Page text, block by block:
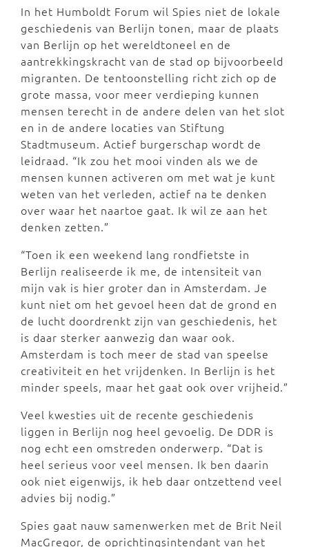
In het Humboldt Forum wil Spies niet de lokale
geschiedenis van Berlijn tonen, maar de plaats
van Berlijn op het wereldtoneel en de
aantrekkingskracht van de stad op bijvoorbeeld
migranten. De tentoonstelling richt zich op de
grote massa, voor meer verdieping kunnen
mensen terecht in de andere delen van het slot
en in de andere locaties van Stiftung
Stadtmuseum. Actief burgerschap wordt de
leidraad. “Ik zou het mooi vinden als we de
mensen kunnen activeren om met wat je kunt
weten van het verleden, actief na te denken
over waar het naartoe gaat. Ik wil ze aan het
denken zetten.”
“Toen ik een weekend lang rondfietste in
Berlijn realiseerde ik me, de intensiteit van
mijn vak is hier groter dan in Amsterdam. Je
kunt niet om het gevoel heen dat de grond en
de lucht doordrenkt zijn van geschiedenis, het
is daar sterker aanwezig dan waar ook.
Amsterdam is toch meer de stad van speelse
creativiteit en het vrijdenken. In Berlijn is het
minder speels, maar het gaat ook over vrijheid.”
Veel kwesties uit de recente geschiedenis
liggen in Berlijn nog heel gevoelig. De DDR is
nog echt een omstreden onderwerp. “Dat is
heel serieus voor veel mensen. Ik ben daarin
ook niet eigenwijs, ik heb daar ontzettend veel
advies bij nodig.”
Spies gaat nauw samenwerken met de Brit Neil
MacGregor, de oprichtingsintendant van het